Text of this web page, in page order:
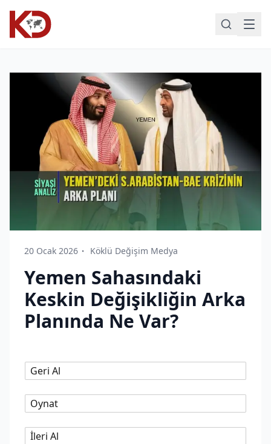
20 Ocak 2026 Köklü Değişim Medya
Yemen Sahasındaki
Keskin Değişikliğin Arka
Planında Ne Var?
Geri Al
Oynat
İleri Al